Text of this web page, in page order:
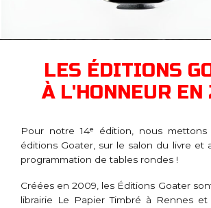
LES ÉDITIONS
À L'HONNEUR EN
Pour notre 14ᵉ édition, nous mettons
éditions Goater, sur le salon du livre et
programmation de tables rondes !
Créées en 2009, les Éditions Goater
librairie Le Papier Timbré à Rennes